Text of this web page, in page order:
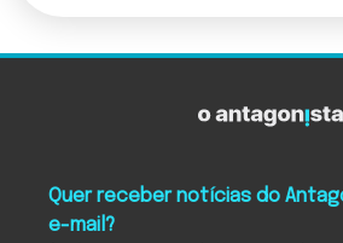
Quer receber notícias do
e-mail?